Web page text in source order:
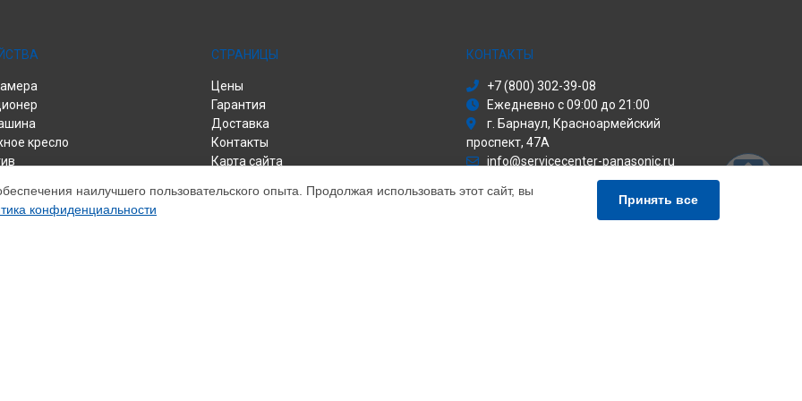
кресло
СТРАНИЦЫ
Цены
Гарантия
Доставка
Контакты
Карта сайта
КОНТАКТЫ
+7 (800) 302-39-08
Ежедневно с 09:00 до 21:00
г. Барнаул, Красноармейский
проспект, 47А
info@servicecenter-panasonic.ru
Политика конфиденциальности
наилучшего пользовательского опыта. Продолжая использовать этот сайт, вы
конфиденциальности
Принять все